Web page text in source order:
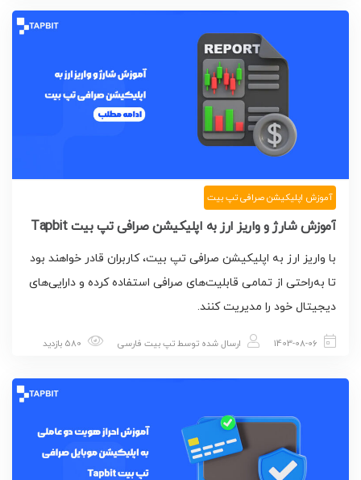
آموزش اپلیکیشن صرافی تپ بیت
آموزش شارژ و واریز ارز به اپلیکیشن صرافی تپ بیت Tapbit
با واریز ارز به اپلیکیشن صرافی تپ بیت، کاربران قادر خواهند بود
تا به‌راحتی از تمامی قابلیت‌های صرافی استفاده کرده و دارایی‌های
دیجیتال خود را مدیریت کنند.
1403-08-06 ارسال شده توسطتپ بیت فارسی